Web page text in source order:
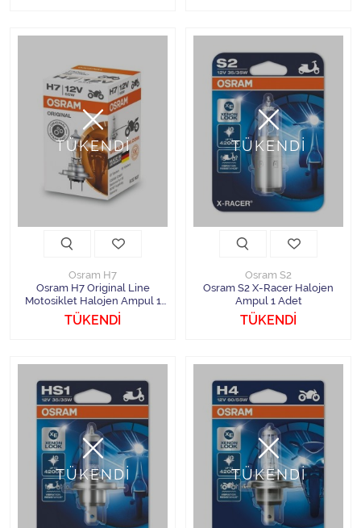
TÜKENDİ
Osram H7
Osram H7 Original Line
Motosiklet Halojen Ampul 1
Adet
TÜKENDİ
TÜKENDİ
Osram S2
Osram S2 X-Racer Halojen
Ampul 1 Adet
TÜKENDİ
TÜKENDİ TÜKENDİ